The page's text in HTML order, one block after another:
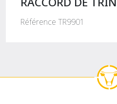
Référence TR9901